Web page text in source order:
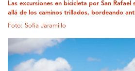
Las excursiones en bicicleta por San Rafael
allá de los caminos trillados, bordeando
Foto: Sofía Jaramillo